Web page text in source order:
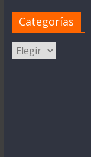
Categorías
Categorías